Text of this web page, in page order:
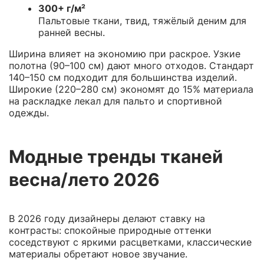
300+ г/м²
Пальтовые ткани, твид, тяжёлый деним для
ранней весны.
Ширина влияет на экономию при раскрое. Узкие
полотна (90–100 см) дают много отходов. Стандарт
140–150 см подходит для большинства изделий.
Широкие (220–280 см) экономят до 15% материала
на раскладке лекал для пальто и спортивной
одежды.
Модные тренды тканей
весна/лето 2026
В 2026 году дизайнеры делают ставку на
контрасты: спокойные природные оттенки
соседствуют с яркими расцветками, классические
материалы обретают новое звучание.